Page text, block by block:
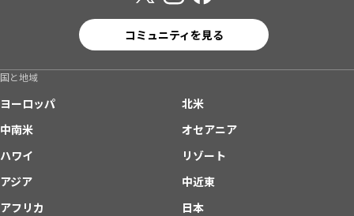
コミュニティを見る
国と地域
ヨーロッパ
北米
中南米
オセアニア
ハワイ
リゾート
アジア
中近東
アフリカ
日本